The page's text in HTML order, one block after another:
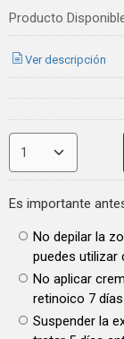
Producto
Ver descripción
Es importante
No depilar la
puedes utilizar
No aplicar
retinoico 7 días
Suspender la